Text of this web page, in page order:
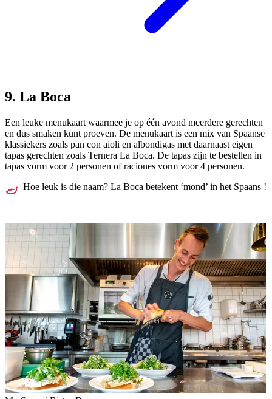
9. La Boca
Een leuke menukaart waarmee je op één avond meerdere gerechten
en dus smaken kunt proeven. De menukaart is een mix van Spaanse
klassiekers zoals pan con aioli en albondigas met daarnaast eigen
tapas gerechten zoals Ternera La Boca. De tapas zijn te bestellen in
tapas vorm voor 2 personen of raciones vorm voor 4 personen.
Hoe leuk is die naam? La Boca betekent ‘mond’ in het Spaans !